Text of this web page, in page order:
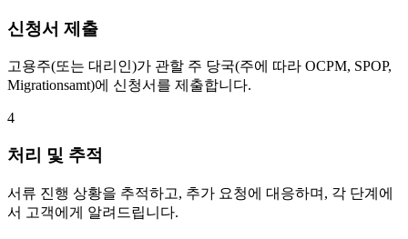
신청서 제출
고용주(또는 대리인)가 관할 주 당국(주에 따라 OCPM, SPOP,
Migrationsamt)에 신청서를 제출합니다.
4
처리 및 추적
서류 진행 상황을 추적하고, 추가 요청에 대응하며, 각 단계에
서 고객에게 알려드립니다.